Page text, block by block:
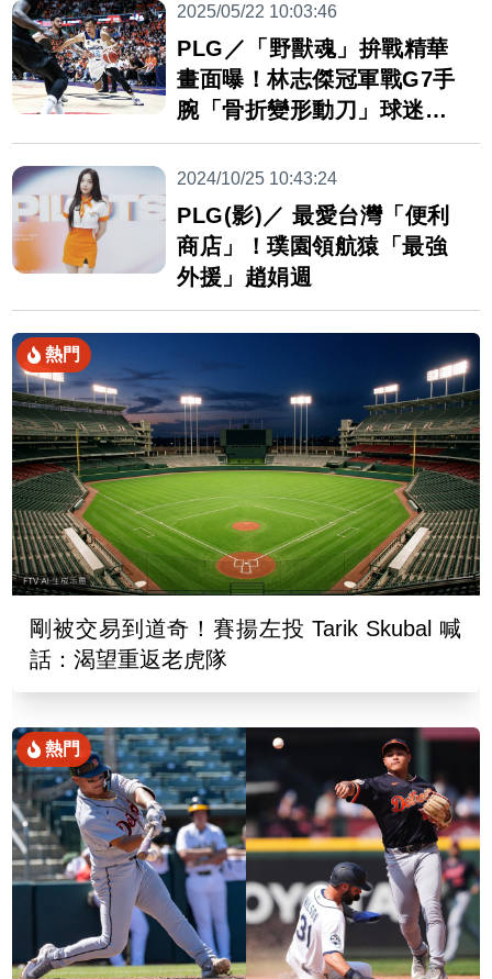
2025/05/22 10:03:46
PLG／「野獸魂」拚戰精華
畫面曝！林志傑冠軍戰G7手
腕「骨折變形動刀」球迷超
不捨
2024/10/25 10:43:24
PLG(影)／ 最愛台灣「便利
商店」！璞園領航猿「最強
外援」趙娟週
熱門
剛被交易到道奇！賽揚左投 Tarik Skubal 喊
話：渴望重返老虎隊
熱門